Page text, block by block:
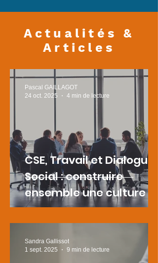
Actualités &
Articles
CSE, Travail et Dialogue
Social : construire
ensemble une culture de
coopération durable
Pascal GAILLAGOT
24 oct. 2025
4 min de lecture
Sandra Gallissot
1 sept. 2025
9 min de lecture